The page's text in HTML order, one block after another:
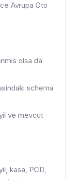
Avrupa Oto
olsa da
schema
ve mevcut
kasa, PCD,